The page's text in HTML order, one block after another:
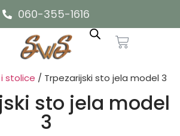
060-355-1616
stolice / Trpezarijski sto jela model 3
sto jela model
3